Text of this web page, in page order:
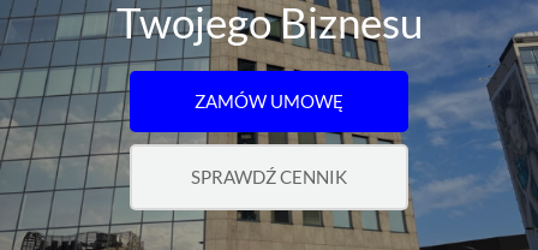
Twojego Biznesu
ZAMÓW UMOWĘ
SPRAWDŹ CENNIK